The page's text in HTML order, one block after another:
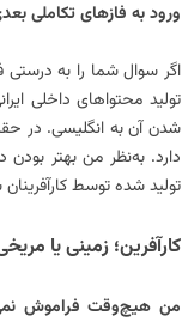
ورود به فازهای تکاملی
اگر سوال شما را به
تولید محتواهای داخلی
شدن آن به انگلیسی. در
دارد. به‌نظر من بهتر
تولید شده توسط
کارآفرین؛ زمینی یا
من هیچ‌وقت فراموش